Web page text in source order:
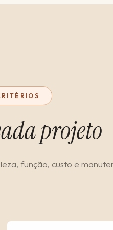
projeto
função, custo e